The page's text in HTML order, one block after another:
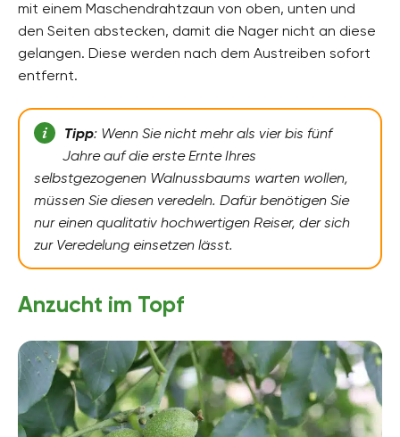
mit einem Maschendrahtzaun von oben, unten und
den Seiten abstecken, damit die Nager nicht an diese
gelangen. Diese werden nach dem Austreiben sofort
entfernt.
Tipp: Wenn Sie nicht mehr als vier bis fünf
Jahre auf die erste Ernte Ihres
selbstgezogenen Walnussbaums warten wollen,
müssen Sie diesen veredeln. Dafür benötigen Sie
nur einen qualitativ hochwertigen Reiser, der sich
zur Veredelung einsetzen lässt.
Anzucht im Topf